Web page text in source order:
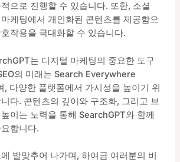
으로 진행할 수 있습니다. 또한, 소셜
케팅에서 개인화된 콘텐츠를 제공함으
작용을 극대화할 수 있습니다.
는 디지털 마케팅의 중요한 도구
의 미래는 Search Everywhere
다양한 플랫폼에서 가시성을 높이기 위
다. 콘텐츠의 깊이와 구조화, 그리고 브
이는 노력을 통해 SearchGPT와 함께
합니다.
발맞추어 나가며, 하여금 여러분의 비